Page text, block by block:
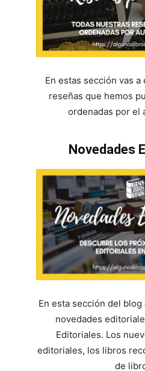
En estas sección vas
reseñas que hemos
ordenadas por el
Novedades
En esta sección del
novedades
Editoriales. Los
editoriales, los libros
de